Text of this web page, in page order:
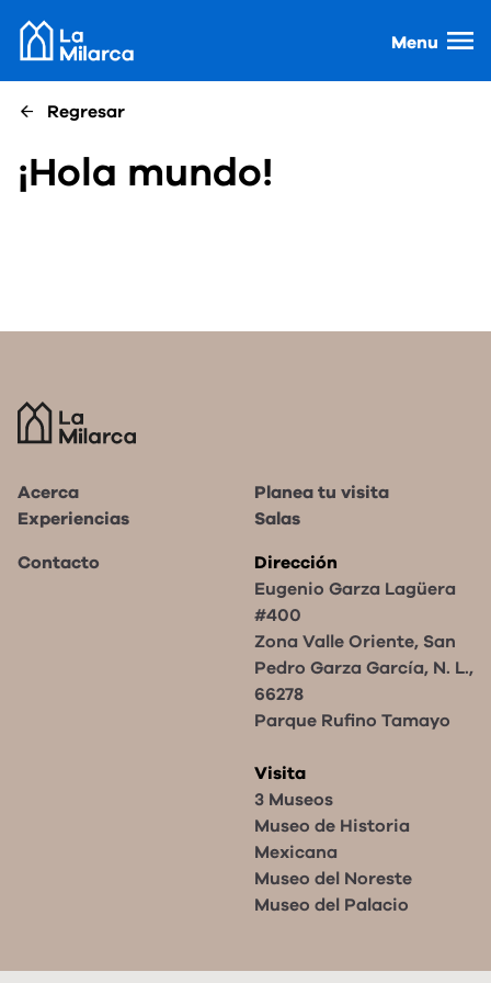
Menu
Regresar
¡Hola mundo!
Acerca
Experiencias
Planea tu visita
Salas
Contacto
Dirección
Eugenio Garza Lagüera
#400
Zona Valle Oriente, San
Pedro Garza García, N. L.,
66278
Parque Rufino Tamayo
Visita
3 Museos
Museo de Historia
Mexicana
Museo del Noreste
Museo del Palacio